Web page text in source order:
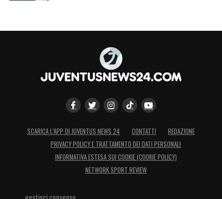
SCARICA L’APP DI JUVENTUS NEWS 24 CONTATTI
REDAZIONE
PRIVACY POLICY E TRATTAMENTO DEI DATI PERSONALI
INFORMATIVA ESTESA SUI COOKIE (COOKIE POLICY)
NETWORK SPORT REVIEW